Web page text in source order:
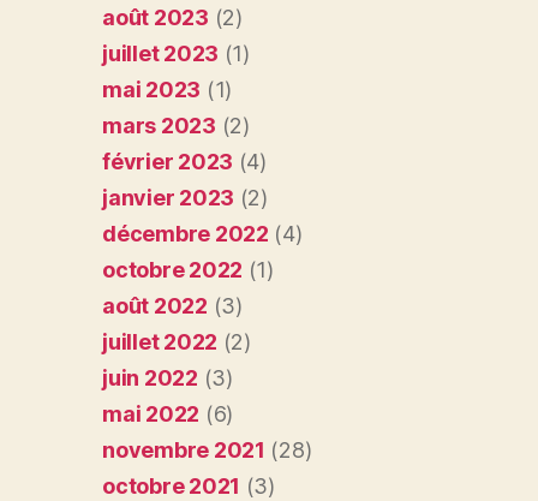
août 2023 (2)
juillet 2023 (1)
mai 2023 (1)
mars 2023 (2)
février 2023 (4)
janvier 2023 (2)
décembre 2022 (4)
octobre 2022 (1)
août 2022 (3)
juillet 2022 (2)
juin 2022 (3)
mai 2022 (6)
novembre 2021 (28)
octobre 2021 (3)